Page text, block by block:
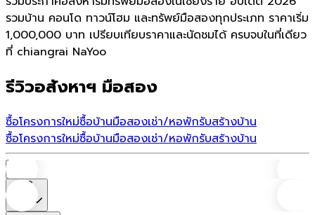
รวมบ้าน คอนโด ทาวน์โฮม และทรัพย์มือสองทุกประเภท ราคาเริ่ม
1,000,000 บาท เปรียบเทียบราคาและนัดชมได้ ครบจบในที่เดียว
ที่ chiangrai NaYoo
รีวิวอสังหาฯ มือสอง
ซื้อโครงการใหม่ซื้อบ้านมือสองเช่า/หอพักรับสร้างบ้าน
ซื้อโครงการใหม่ซื้อบ้านมือสองเช่า/หอพักรับสร้างบ้าน